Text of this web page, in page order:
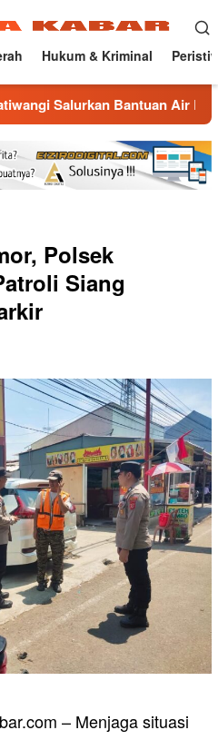
Hukum & Kriminal
Bantuan Air Bersih untuk
Polsek
Siang
– Menjaga situasi